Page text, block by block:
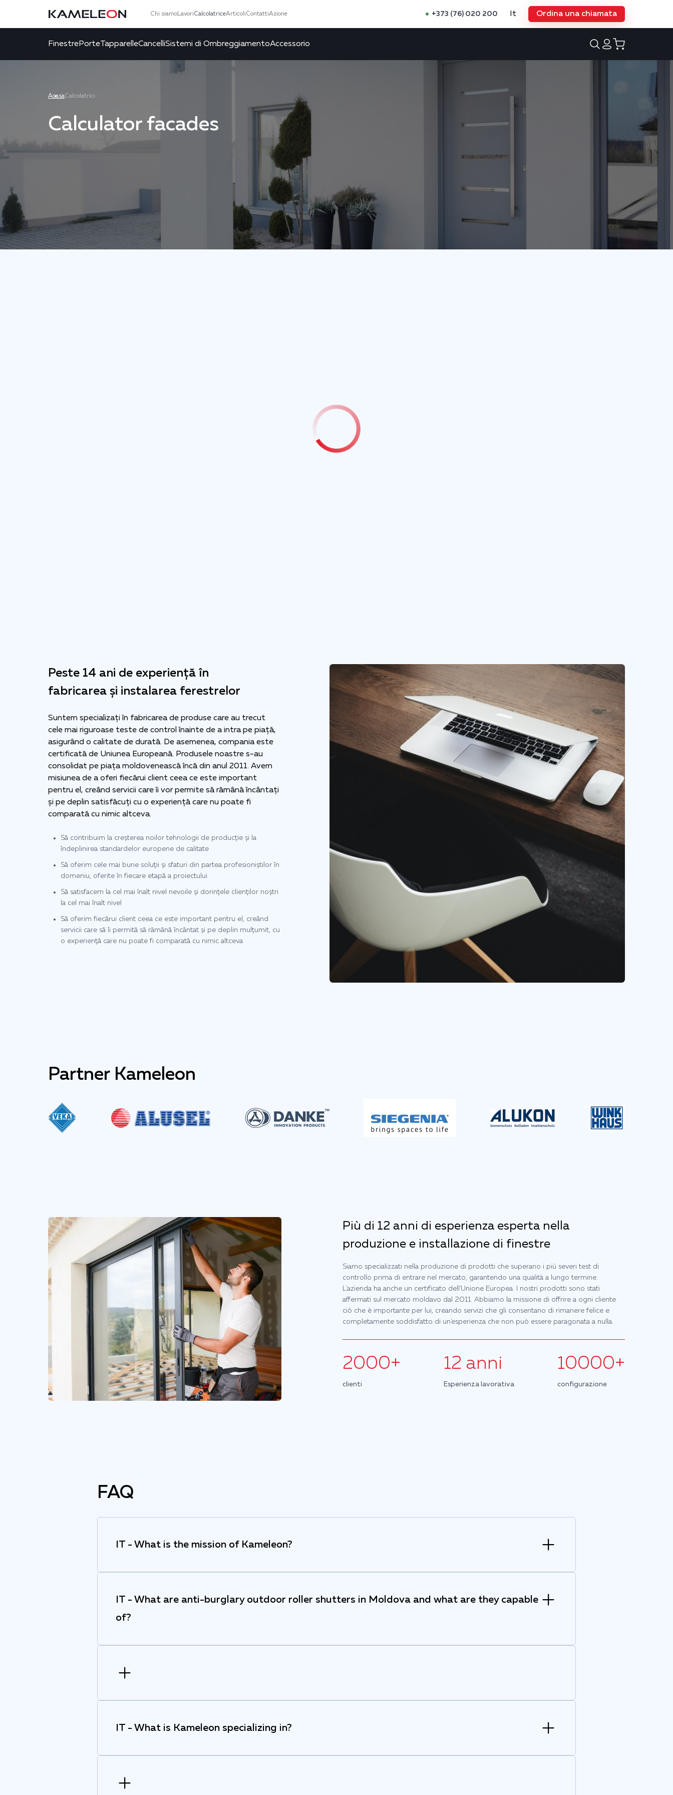
Chi siamoLavoriCalcolatriceArticoliContattiAzione +373 (76) 020 200 It Ordina una chiamata
FinestrePorteTapparelleCancelliSistemi di OmbreggiamentoAccessorio
AcasaCalcolatrici
Calculator facades
Peste 14 ani de experiență în
fabricarea și instalarea ferestrelor
Suntem specializați în fabricarea de produse care au trecut
cele mai riguroase teste de control înainte de a intra pe piață,
asigurând o calitate de durată. De asemenea, compania este
certificată de Uniunea Europeană. Produsele noastre s-au
consolidat pe piața moldovenească încă din anul 2011. Avem
misiunea de a oferi fiecărui client ceea ce este important
pentru el, creând servicii care îi vor permite să rămână încântați
și pe deplin satisfăcuți cu o experiență care nu poate fi
comparată cu nimic altceva.
Să contribuim la creșterea noilor tehnologii de producție și la
îndeplinirea standardelor europene de calitate
Să oferim cele mai bune soluții și sfaturi din partea profesioniștilor în
domeniu, oferite în fiecare etapă a proiectului
Să satisfacem la cel mai înalt nivel nevoile și dorințele clienților noștri
la cel mai înalt nivel
Să oferim fiecărui client ceea ce este important pentru el, creând
servicii care să îi permită să rămână încântat și pe deplin mulțumit, cu
o experiență care nu poate fi comparată cu nimic altceva
Partner Kameleon
Più di 12 anni di esperienza esperta nella
produzione e installazione di finestre
Siamo specializzati nella produzione di prodotti che superano i più severi test di
controllo prima di entrare nel mercato, garantendo una qualità a lungo termine.
L'azienda ha anche un certificato dell'Unione Europea. I nostri prodotti sono stati
affermati sul mercato moldavo dal 2011. Abbiamo la missione di offrire a ogni cliente
ciò che è importante per lui, creando servizi che gli consentano di rimanere felice e
completamente soddisfatto di un'esperienza che non può essere paragonata a nulla.
2000+
clienti
12 anni
Esperienza lavorativa
10000+
configurazione
FAQ
IT - What is the mission of Kameleon?
IT - What are anti-burglary outdoor roller shutters in Moldova and what are they capable
of?
IT - What is Kameleon specializing in?